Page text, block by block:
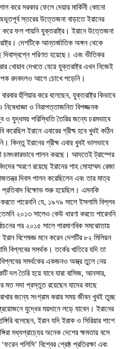
করে সরকার ফেলে দেয়ার মার্কিনী কোনো
স্তরের উত্তেজনা বাড়াতে ইরানের
করে ফল পায়নি যুক্তরাষ্ট্র। ইরানে উত্তেজনা
দেশটিকে আন্তর্জাতিক অঙ্গন থেকে
দিবাস্বপ্নে পরিণত হয়েছে। এবং ভীতিকর
খোয়াব দেখতে যেয়ে যুক্তরাষ্ট্র এখন নিজেই
রদবদলও আগে চোখে পড়েনি।
হুঁশিয়ার করে বলেছেন, যুক্তরাষ্ট্র কিভাবে
ও নিরাপত্তাজনিত বিপজ্জনক
ও যুদ্ধময় পরিস্থিতি তৈরির জন্যে চরমভাবে
ইরানে এবারের গ্রীষ্ম হবে খুবই কঠিন
কিন্তু ইরানের গ্রীষ্ম এবার খুবই ভালভাবে
চমৎকারভাবে পালন করছে। আদতেই ট্রাম্পের
স্মরণে রয়েছে ইরানের শাহ মোহাম্মদ রেজা
দিবস পালন করেছিলেন এবং তার মাত্র
বিক্ষোভ শুরু হয়েছিল। এমনকি
পারেননি যে, ১৯৭৯ সালে ইসলামি বিপ্লব
২০১৩ সালেও কেউ ধারণা করতে পারেননি
পর ২০১৫ সালে পারমাণবিক সমঝোতায়
বিশেষজ্ঞ মনে করেন দেশটির ৮২ মিলিয়ন
বিপ্লবের সমর্থক। তর্কের খাতিরে যদি তা
সমর্থকের একজনও অস্ত্র তুলে নেয়
দল তৈরি হয়ে যাবে যারা বাসিজ, আনসার,
মত সদা প্রস্তুত রয়েছেন যাদের কাছে
জন্যে সংগ্রাম করার সময় জীবন খুবই তুচ্ছ
যুদ্ধের ময়দানে লড়ে যাবেন। ইরানের
বলেছেন, ইরান যদি ইরাক ও সিরিয়ার পাশে
মধ্যপ্রাচ্যের অনেক দেশের ক্ষমতায় বসে
পলিসি’ বিশ্বের শ্রেষ্ঠ প্রতিরক্ষা এবং